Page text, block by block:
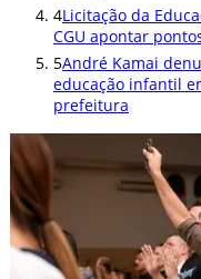
4Licitação da
CGU apontar
5André Kamai
educação infantil
prefeitura